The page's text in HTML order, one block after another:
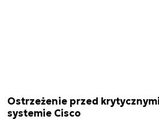
Ostrzeżenie przed
systemie Cisco